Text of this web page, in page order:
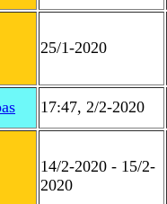
25/1-2020
17:47, 2/2-2020
14/2-2020 - 15/2-
2020